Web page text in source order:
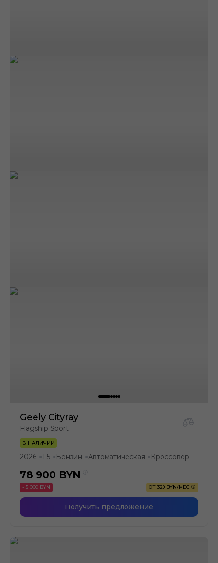
Geely Cityray
Flagship Sport
В НАЛИЧИИ
2026 ●1.5 ● Бензин ●Автоматическая ● Кроссовер
78 900 BYN
- 5 000 BYN ОТ 329 BYN/МЕС
Получить предложение